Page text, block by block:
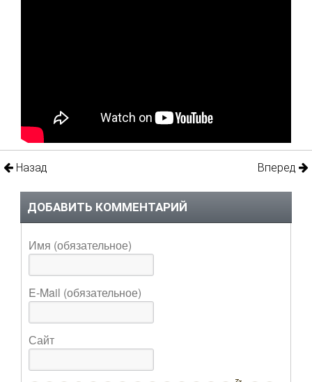
Назад Вперед
ДОБАВИТЬ КОММЕНТАРИЙ
Имя (обязательное)
E-Mail (обязательное)
Сайт